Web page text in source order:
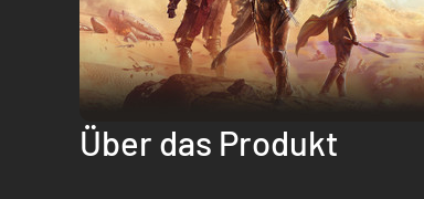
Über das Produkt